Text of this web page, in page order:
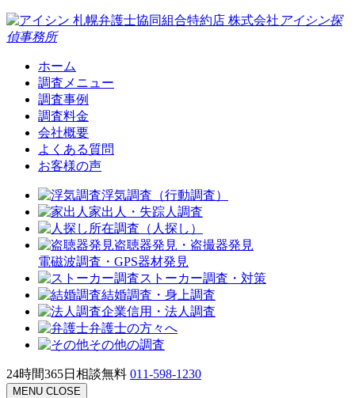
札幌弁護士協同組合特約店 株式会社 アイシン探
偵事務所
ホーム
調査メニュー
調査事例
調査料金
会社概要
よくある質問
お客様の声
浮気調査（行動調査）
家出人・失踪人調査
所在調査（人探し）
盗聴器発見・盗撮器発見
電磁波調査・GPS器材発見
ストーカー調査・対策
結婚調査・身上調査
企業信用・法人調査
弁護士の方々へ
その他の調査
24時間365日相談無料 011-598-1230
MENU CLOSE